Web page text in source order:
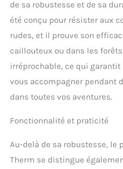
de sa robustesse et de sa
été conçu pour résister aux
rudes, et il prouve son
caillouteux ou dans les
irréprochable, ce qui
vous accompagner pendant
dans toutes vos aventures.
Fonctionnalité et praticité
Au-delà de sa robustesse, le
Therm se distingue